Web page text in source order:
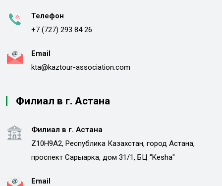
Телефон
+7 (727) 293 84 26
Email
kta@kaztour-association.com
Филиал в г. Астана
Филиал в г. Астана
Z10H9A2, Республика Казахстан, город Астана,
проспект Сарыарка, дом 31/1, БЦ "Kesha"
Email